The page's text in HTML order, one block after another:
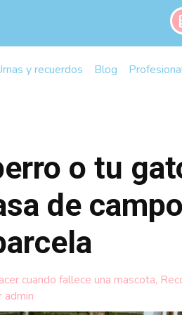
y recuerdos Blog
o tu
de
cuando fallece una mascota,
admin